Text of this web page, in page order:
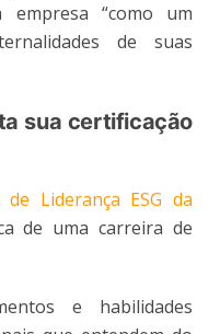
empresa “como um
de suas
sua certificação
Liderança ESG da
de uma carreira de
e habilidades